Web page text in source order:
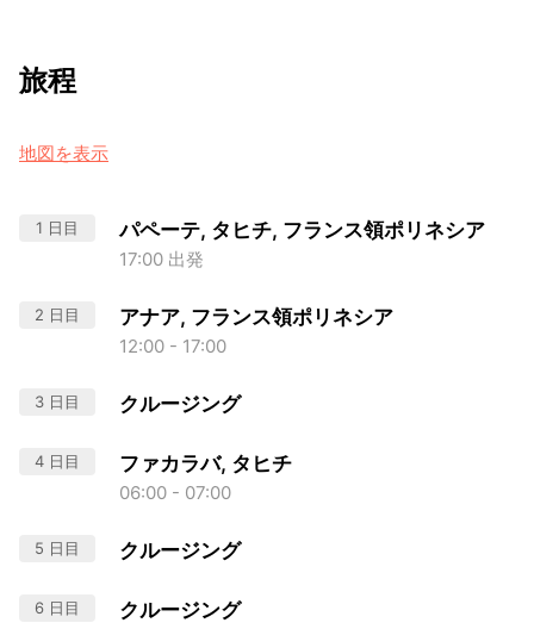
旅程
地図を表示
1 日目 パペーテ, タヒチ, フランス領ポリネシア
17:00 出発
2 日目 アナア, フランス領ポリネシア
12:00 - 17:00
3 日目 クルージング
4 日目 ファカラバ, タヒチ
06:00 - 07:00
5 日目 クルージング
6 日目 クルージング